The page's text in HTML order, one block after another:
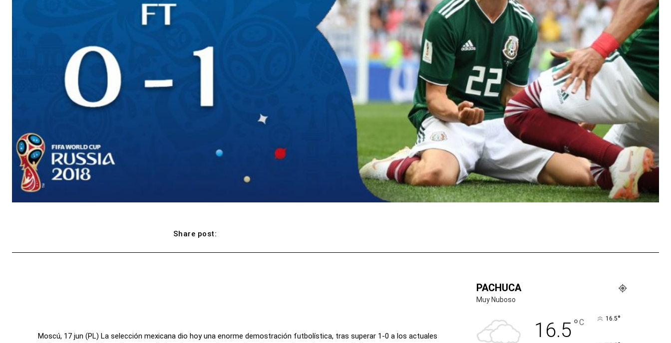
Share post:
Moscú, 17 jun (PL) La selección mexicana dio hoy una enorme demostración futbolística, tras superar 1-0 a los actuales
PACHUCA
Muy Nuboso
16.5°C 16.5°